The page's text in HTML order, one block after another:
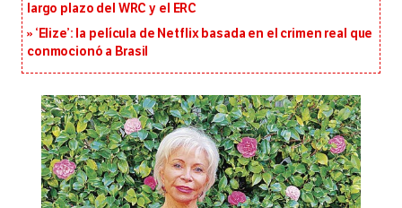
largo plazo del WRC y el ERC
‘Elize’: la película de Netflix basada en el crimen real que
conmocionó a Brasil